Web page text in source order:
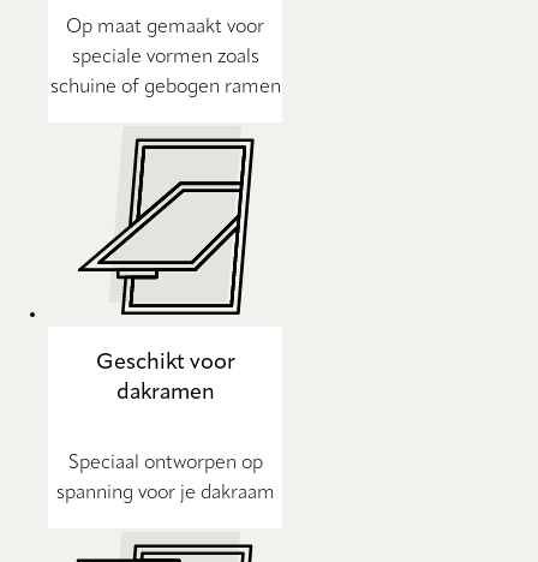
Op maat gemaakt voor
speciale vormen zoals
schuine of gebogen ramen
Geschikt voor
dakramen
Speciaal ontworpen op
spanning voor je dakraam